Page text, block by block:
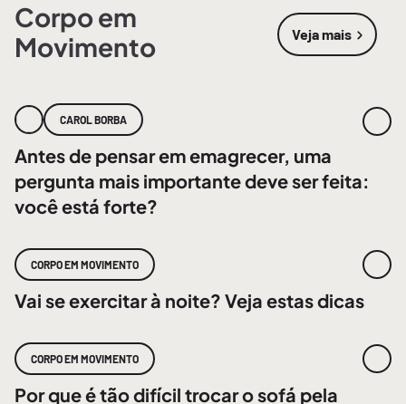
Corpo em
Movimento
Veja mais
sobre
CAROL BORBA
Antes de pensar em emagrecer, uma
pergunta mais importante deve ser feita:
você está forte?
CORPO EM MOVIMENTO
Vai se exercitar à noite? Veja estas dicas
CORPO EM MOVIMENTO
Por que é tão difícil trocar o sofá pela